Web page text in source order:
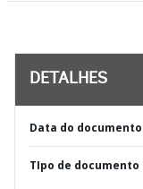
DETALHES
Data do documento
TIpo de documento